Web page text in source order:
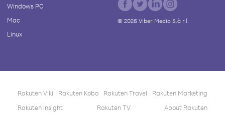
Windows PC
Mac
Linux
© 2026Viber Media S.à r.l.
Rakuten Viki Rakuten Kobo Rakuten Travel
Rakuten Marketing
Rakuten Insight
Rakuten TV About Rakuten